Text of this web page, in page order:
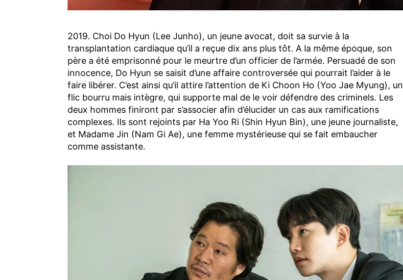
2019. Choi Do Hyun (Lee Junho), un jeune avocat, doit sa survie à la
transplantation cardiaque qu’il a reçue dix ans plus tôt. A la même époque, son
père a été emprisonné pour le meurtre d’un officier de l’armée. Persuadé de son
innocence, Do Hyun se saisit d’une affaire controversée qui pourrait l’aider à le
faire libérer. C’est ainsi qu’il attire l’attention de Ki Choon Ho (Yoo Jae Myung), un
flic bourru mais intègre, qui supporte mal de le voir défendre des criminels. Les
deux hommes finiront par s’associer afin d’élucider un cas aux ramifications
complexes. Ils sont rejoints par Ha Yoo Ri (Shin Hyun Bin), une jeune journaliste,
et Madame Jin (Nam Gi Ae), une femme mystérieuse qui se fait embaucher
comme assistante.